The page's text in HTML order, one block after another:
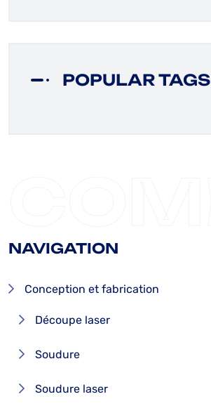
POPULAR TAGS
NAVIGATION
Conception et fabrication
Découpe laser
Soudure
Soudure laser